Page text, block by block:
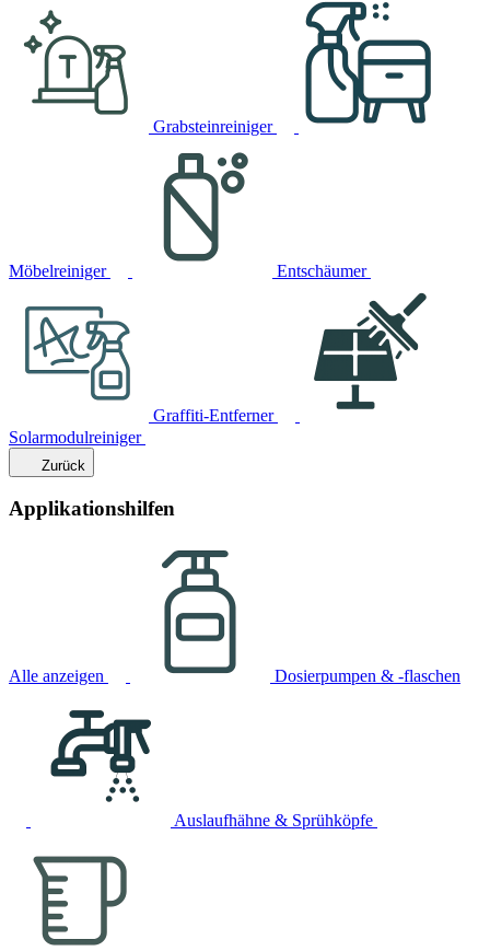
Grabsteinreiniger
Möbelreiniger Entschäumer
Graffiti-Entferner
Solarmodulreiniger
Zurück
Applikationshilfen
Alle anzeigen Dosierpumpen & -flaschen
Auslaufhähne & Sprühköpfe